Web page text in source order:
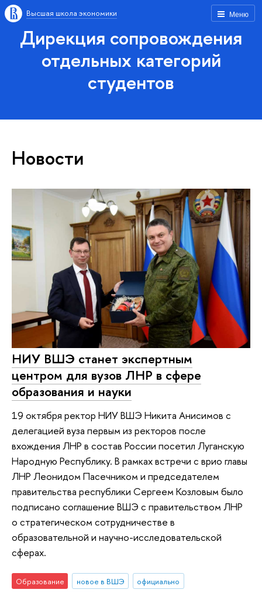
Меню
Высшая школа экономики
Дирекция сопровождения
отдельных категорий
студентов
Новости
НИУ ВШЭ станет экспертным
центром для вузов ЛНР в сфере
образования и науки
19 октября ректор НИУ ВШЭ Никита Анисимов с
делегацией вуза первым из ректоров после
вхождения ЛНР в состав России посетил Луганскую
Народную Республику. В рамках встречи с врио главы
ЛНР Леонидом Пасечником и председателем
правительства республики Сергеем Козловым было
подписано соглашение ВШЭ с правительством ЛНР
о стратегическом сотрудничестве в
образовательной и научно-исследовательской
сферах.
Образование новое в ВШЭ
официально